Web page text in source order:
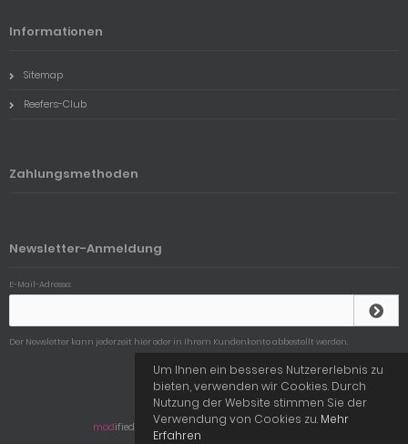
Informationen
Sitemap
Reefers-Club
Zahlungsmethoden
Newsletter-Anmeldung
E-Mail-Adresse:
Der Newsletter kann jederzeit hier oder in Ihrem Kundenkonto abbestellt werden.
Aquaperfekt © 2026
modified eCommerce Shopsoftware © 2009-2026
Um Ihnen ein besseres Nutzererlebnis zu
bieten, verwenden wir Cookies. Durch
Nutzung der Website stimmen Sie der
Verwendung von Cookies zu. Mehr
Erfahren